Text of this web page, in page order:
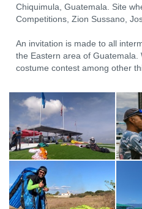
Chiquimula, Guatemala. Site
Competitions, Zion Sussano,
An invitation is made to all
the Eastern area of
costume contest among other